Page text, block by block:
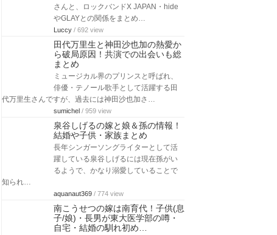
さんと、ロックバンドX JAPAN・hide
やGLAYとの関係をまとめ…
Luccy / 692 view
田代万里生と神田沙也加の熱愛か
ら破局原因！共演での出会いも総
まとめ
ミュージカル界のプリンスと呼ばれ、
俳優・テノール歌手として活躍する田
代万里生さんですが、過去には神田沙也加さ…
sumichel / 959 view
泉谷しげるの嫁と娘＆孫の情報！
結婚や子供・家族まとめ
長年シンガーソングライターとして活
躍している泉谷しげるには現在孫がい
るようで、かなり溺愛していることで
知られ…
aquanaut369 / 774 view
南こうせつの嫁は南育代！子供(息
子/娘)・長男が東大医学部の噂・
自宅・結婚の馴れ初め…